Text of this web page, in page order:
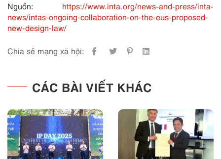
Nguồn: https://www.inta.org/news-and-press/inta-
news/intas-ongoing-collaboration-on-the-eus-proposed-
new-design-law/
Chia sẻ mạng xã hội:
CÁC BÀI VIẾT KHÁC